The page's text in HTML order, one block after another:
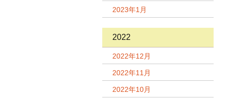
2023年1月
2022
2022年12月
2022年11月
2022年10月